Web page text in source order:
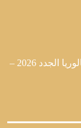
الأبواب المفتوحة الافتراضية لحاملي شهادة البكالوريا الجدد 2026 –